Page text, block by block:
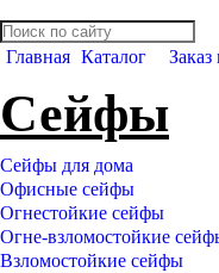
Главная Каталог Заказ
Сейфы
Сейфы для дома
Офисные сейфы
Огнестойкие сейфы
Огне-взломостойкие
Взломостойкие сейфы